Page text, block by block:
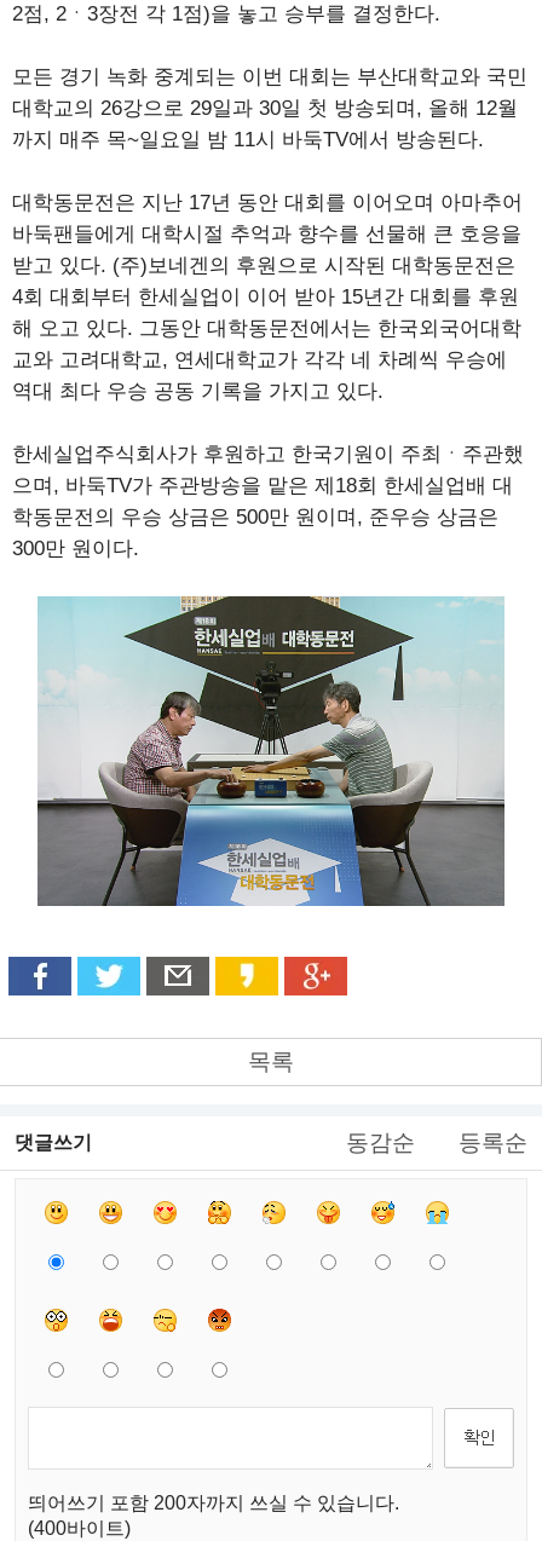
2점, 2ㆍ3장전 각 1점)을 놓고 승부를 결정한다.
모든 경기 녹화 중계되는 이번 대회는 부산대학교와 국민
대학교의 26강으로 29일과 30일 첫 방송되며, 올해 12월
까지 매주 목~일요일 밤 11시 바둑TV에서 방송된다.
대학동문전은 지난 17년 동안 대회를 이어오며 아마추어
바둑팬들에게 대학시절 추억과 향수를 선물해 큰 호응을
받고 있다. (주)보네겐의 후원으로 시작된 대학동문전은
4회 대회부터 한세실업이 이어 받아 15년간 대회를 후원
해 오고 있다. 그동안 대학동문전에서는 한국외국어대학
교와 고려대학교, 연세대학교가 각각 네 차례씩 우승에
역대 최다 우승 공동 기록을 가지고 있다.
한세실업주식회사가 후원하고 한국기원이 주최ㆍ주관했
으며, 바둑TV가 주관방송을 맡은 제18회 한세실업배 대
학동문전의 우승 상금은 500만 원이며, 준우승 상금은
300만 원이다.
목록
댓글쓰기 동감순 등록순
띄어쓰기 포함 200자까지 쓰실 수 있습니다.
(400바이트)